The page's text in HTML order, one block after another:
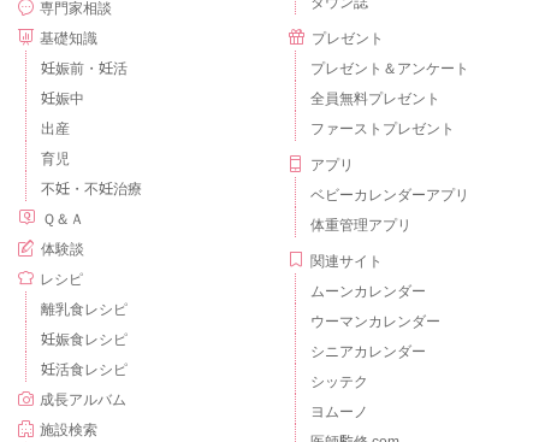
専門家相談
基礎知識
妊娠前・妊活
妊娠中
出産
育児
不妊・不妊治療
Ｑ＆Ａ
体験談
レシピ
離乳食レシピ
妊娠食レシピ
妊活食レシピ
成長アルバム
施設検索
プレゼント
プレゼント＆アンケート
全員無料プレゼント
ファーストプレゼント
アプリ
ベビーカレンダーアプリ
体重管理アプリ
関連サイト
ムーンカレンダー
ウーマンカレンダー
シニアカレンダー
シッテク
ヨムーノ